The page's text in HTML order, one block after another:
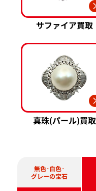
サファイア買取
真珠(パール)買取
無色･白色･
グレーの宝石